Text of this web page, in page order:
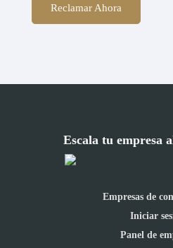
Reclamar Ahora
Escala tu empresa
Empresas de
Iniciar
Panel de